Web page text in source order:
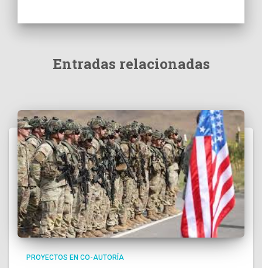
Entradas relacionadas
PROYECTOS EN CO-AUTORÍA